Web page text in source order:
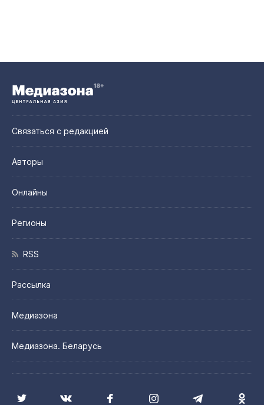
Связаться с редакцией
Авторы
Онлайны
Регионы
RSS
Рассылка
Медиазона
Медиазона. Беларусь